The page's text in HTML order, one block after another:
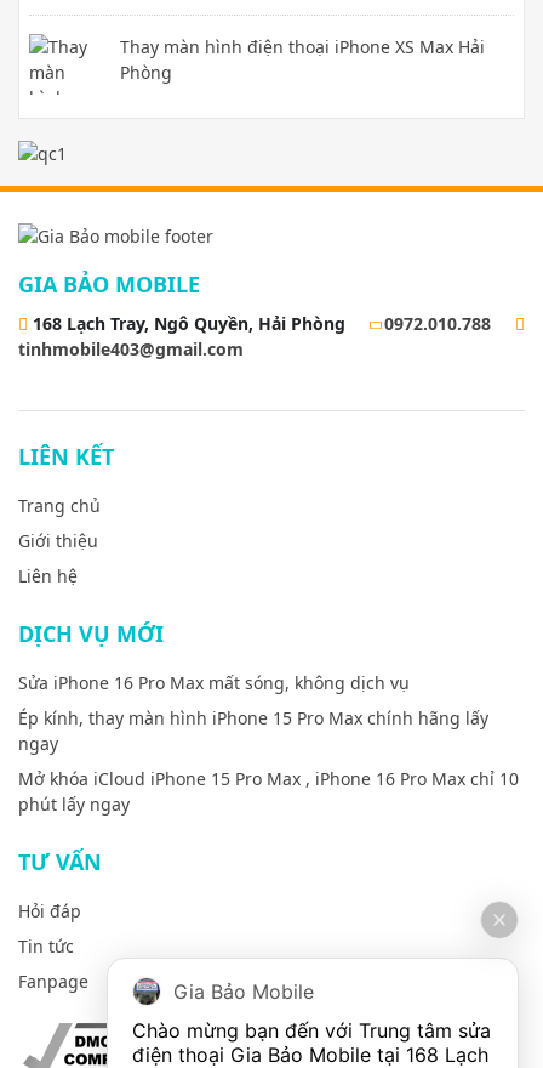
Thay màn hình điện thoại iPhone XS Max Hải
Phòng
GIA BẢO MOBILE
168 Lạch Tray, Ngô Quyền, Hải Phòng
0972.010.788
tinhmobile403@gmail.com
LIÊN KẾT
Trang chủ
Giới thiệu
Liên hệ
DỊCH VỤ MỚI
Sửa iPhone 16 Pro Max mất sóng, không dịch vụ
Ép kính, thay màn hình iPhone 15 Pro Max chính hãng lấy
ngay
Mở khóa iCloud iPhone 15 Pro Max , iPhone 16 Pro Max chỉ 10
phút lấy ngay
TƯ VẤN
Hỏi đáp
Tin tức
Fanpage
Gia Bảo Mobile
Chào mừng bạn đến với Trung tâm sửa
điện thoại Gia Bảo Mobile tại 168 Lạch